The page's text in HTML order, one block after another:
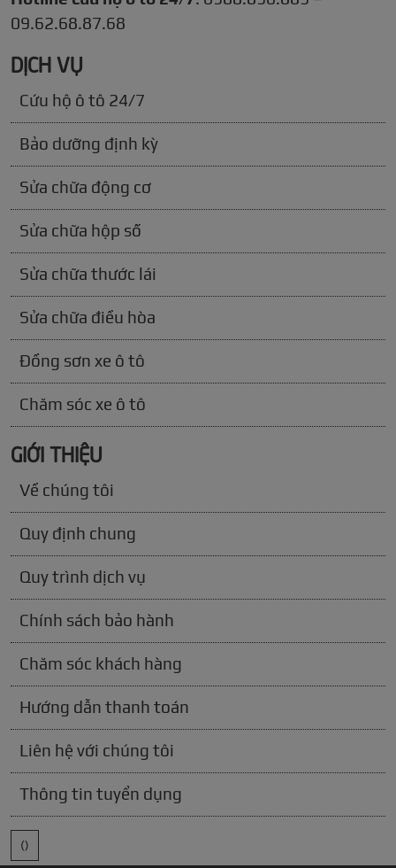
09.62.68.87.68
DỊCH VỤ
Cứu hộ ô tô 24/7
Bảo dưỡng định kỳ
Sửa chữa động cơ
Sửa chữa hộp số
Sửa chữa thước lái
Sửa chữa điều hòa
Đồng sơn xe ô tô
Chăm sóc xe ô tô
GIỚI THIỆU
Về chúng tôi
Quy định chung
Quy trình dịch vụ
Chính sách bảo hành
Chăm sóc khách hàng
Hướng dẫn thanh toán
Liên hệ với chúng tôi
Thông tin tuyển dụng
()